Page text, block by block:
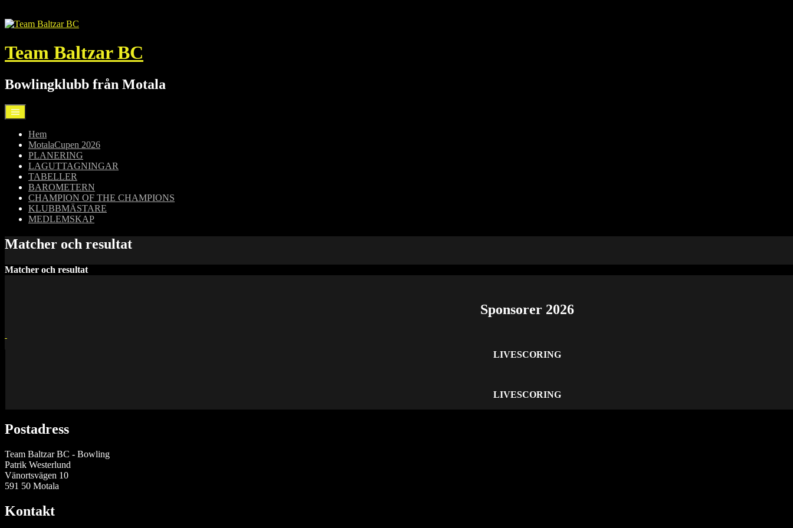
till
Team Baltzar BC
Bowlingklubb från Motala
Hem
MotalaCupen 2026
PLANERING
LAGUTTAGNINGAR
TABELLER
BAROMETERN
CHAMPION OF THE CHAMPIONS
KLUBBMÄSTARE
MEDLEMSKAP
Matcher och resultat
Matcher och resultat
Sponsorer 2026
LIVESCORING
LIVESCORING
Postadress
Team Baltzar BC - Bowling
Patrik Westerlund
Vänortsvägen 10
591 50 Motala
Kontakt